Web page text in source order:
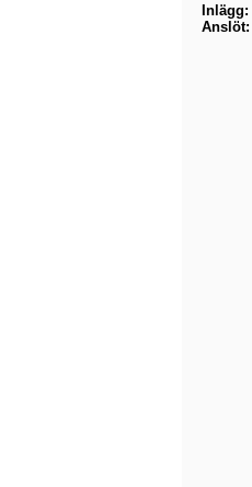
Inlägg:
Anslöt: